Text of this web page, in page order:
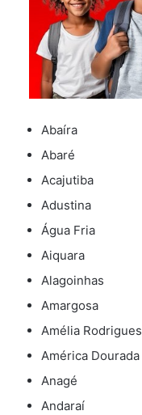
Abaíra
Abaré
Acajutiba
Adustina
Água Fria
Aiquara
Alagoinhas
Amargosa
Amélia Rodrigues
América Dourada
Anagé
Andaraí